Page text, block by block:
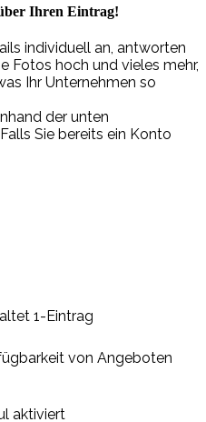
Ihren Eintrag!
individuell an, antworten
Fotos hoch und vieles mehr,
Ihr Unternehmen so
der unten
Sie bereits ein Konto
1-Eintrag
von Angeboten
aktiviert